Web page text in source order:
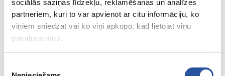
sociālās saziņas līdzekļu, reklamēšanas un analīzes
partneriem, kuri to var apvienot ar citu informāciju, ko
viņiem sniedzat vai ko viņi apkopo, kad lietojat viņu
pakalpojumus.
products, where customer satisfaction is our
main value.
Everything for your home and
garden!